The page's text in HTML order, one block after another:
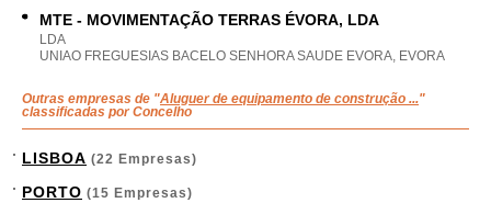
MTE - MOVIMENTAÇÃO TERRAS ÉVORA, LDA
LDA
UNIAO FREGUESIAS BACELO SENHORA SAUDE EVORA, EVORA
Outras empresas de "Aluguer de equipamento de construção ..."
classificadas por Concelho
LISBOA (22 Empresas)
PORTO (15 Empresas)